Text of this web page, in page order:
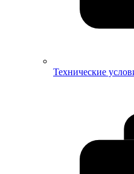
Технические